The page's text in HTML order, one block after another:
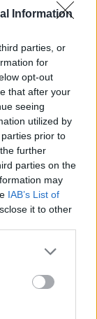
Information
parties, or
for
opt-out
that after your
seeing
utilized by
prior to
further
parties on the
may
IAB’s List of
it to other